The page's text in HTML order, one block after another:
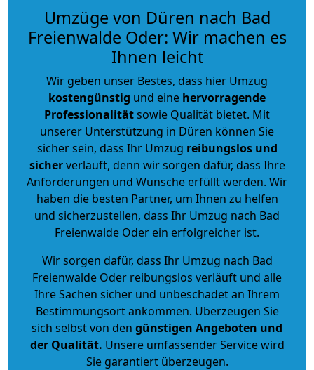
Umzüge von Düren nach Bad
Freienwalde Oder: Wir machen es
Ihnen leicht
Wir geben unser Bestes, dass hier Umzug
kostengünstig und eine hervorragende
Professionalitätsowie Qualität bietet. Mit
unserer Unterstützung in Düren können Sie
sicher sein, dass Ihr Umzug reibungslos und
sicherverläuft, denn wir sorgen dafür, dass Ihre
Anforderungen und Wünsche erfüllt werden. Wir
haben die besten Partner, um Ihnen zu helfen
und sicherzustellen, dass Ihr Umzug nach Bad
Freienwalde Oder ein erfolgreicher ist.
Wir sorgen dafür, dass Ihr Umzug nach Bad
Freienwalde Oder reibungslos verläuft und alle
Ihre Sachen sicher und unbeschadet an Ihrem
Bestimmungsort ankommen. Überzeugen Sie
sich selbst von den günstigen Angeboten und
der Qualität. Unsere umfassender Service wird
Sie garantiert überzeugen.